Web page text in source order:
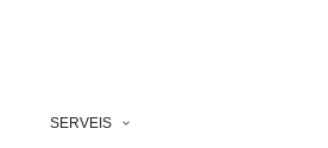
SERVEIS